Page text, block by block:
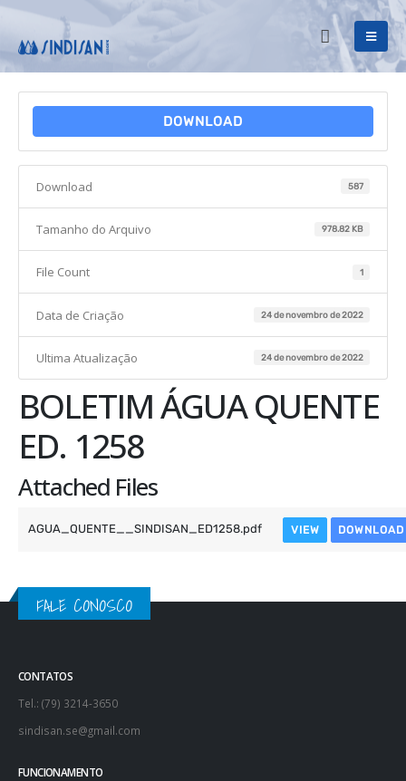
DOWNLOAD
Download 587
Tamanho do Arquivo 978.82 KB
File Count 1
Data de Criação 24 de novembro de 2022
Ultima Atualização 24 de novembro de 2022
BOLETIM ÁGUA QUENTE
ED. 1258
Attached Files
AGUA_QUENTE__SINDISAN_ED1258.pdf VIEW DOWNLOAD
FALE CONOSCO
CONTATOS
Tel.: (79) 3214-3650
sindisan.se@gmail.com
FUNCIONAMENTO